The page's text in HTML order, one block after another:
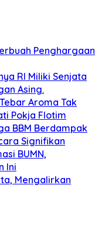
Penghargaan
RI Miliki Senjata
Asing.
Aroma Tak
Pokja Flotim
BBM Berdampak
Signifikan
BUMN,
Ini
Mengalirkan